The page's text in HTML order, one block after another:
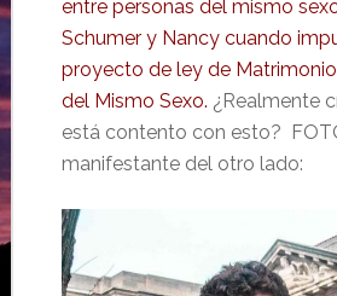
entre personas del mismo
Schumer y Nancy cuando
proyecto de ley de
del Mismo Sexo. ¿Realmente
está contento con esto?
manifestante del otro lado: